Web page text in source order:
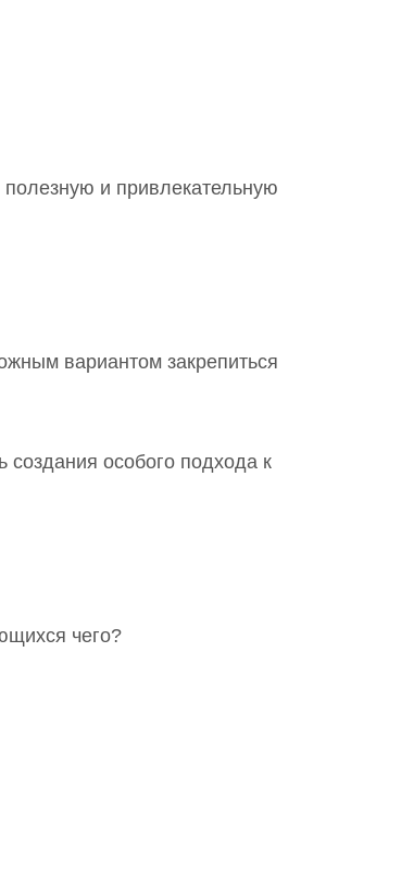
полезную и привлекательную
вариантом закрепиться
создания особого подхода к
чего?